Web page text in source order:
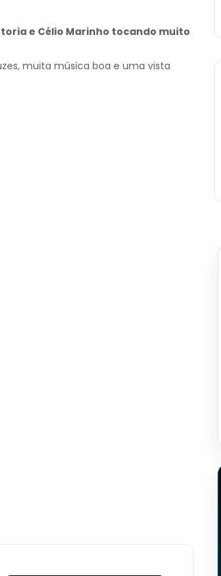
e Célio Marinho tocando muito
muita música boa e uma vista